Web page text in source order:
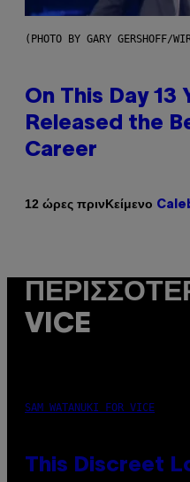
(PHOTO BY GARY GERSHOFF/
On This Day 13
Released the
Career
12 ώρες πρινΚείμενο
VICE
SAM WATANUKI FOR VICE
This Discreet